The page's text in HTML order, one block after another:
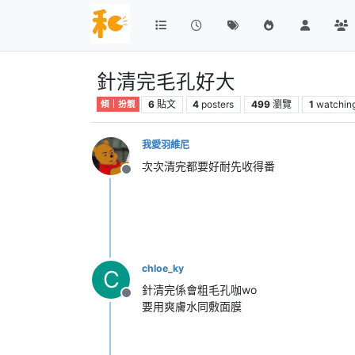
針清完毛孔好大
傾｜扮靚 6 貼文 4 posters 499 瀏覽 1
離線
我愛羽維尼
次次清完都要好耐先收得番
C
離線
chloe_ky
針清完係會粗毛孔咖wo
要用爽膚水同敷面膜